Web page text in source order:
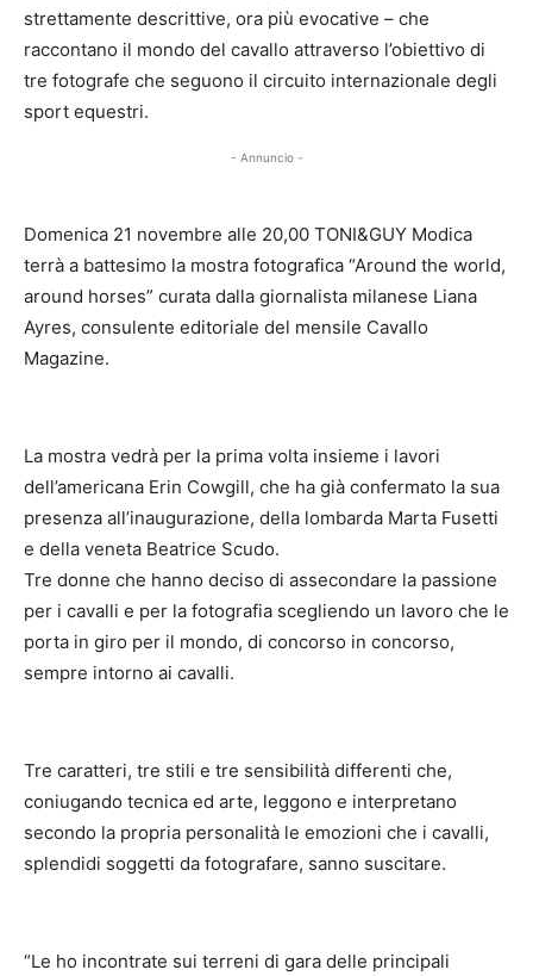
strettamente descrittive, ora più evocative – che
raccontano il mondo del cavallo attraverso l’obiettivo di
tre fotografe che seguono il circuito internazionale degli
sport equestri.
- Annuncio -
Domenica 21 novembre alle 20,00 TONI&GUY Modica
terrà a battesimo la mostra fotografica “Around the world,
around horses” curata dalla giornalista milanese Liana
Ayres, consulente editoriale del mensile Cavallo
Magazine.
La mostra vedrà per la prima volta insieme i lavori
dell’americana Erin Cowgill, che ha già confermato la sua
presenza all’inaugurazione, della lombarda Marta Fusetti
e della veneta Beatrice Scudo.
Tre donne che hanno deciso di assecondare la passione
per i cavalli e per la fotografia scegliendo un lavoro che le
porta in giro per il mondo, di concorso in concorso,
sempre intorno ai cavalli.
Tre caratteri, tre stili e tre sensibilità differenti che,
coniugando tecnica ed arte, leggono e interpretano
secondo la propria personalità le emozioni che i cavalli,
splendidi soggetti da fotografare, sanno suscitare.
“Le ho incontrate sui terreni di gara delle principali